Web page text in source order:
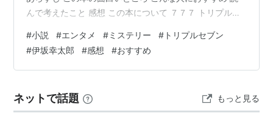
んで考えたこと 感想 この本について ７７７ トリプルセ
「777トリプルセブン」は伊坂幸太郎さんによって書かれ
たエンタメ小説です。一巻完結型の「殺し屋シリーズ」
の一作です。 あらすじ このお話の主人公、七尾は依頼さ
していた。また、同じホテルに乾という人物から逃げて
#小説 #エンタメ #ミステリー # トリプルセブン
#伊坂幸太郎 #感想 #おすすめ
ネットで話題 もっと見る